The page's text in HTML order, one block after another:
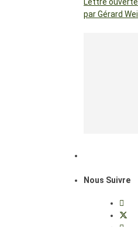
par Gérard
Nous Suivre